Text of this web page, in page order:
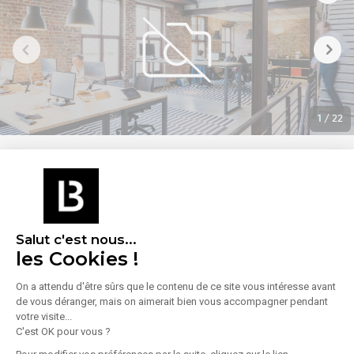
Salut c'est nous...
les Cookies !
On a attendu d'être sûrs que le contenu de ce site vous intéresse avant
de vous déranger, mais on aimerait bien vous accompagner pendant
votre visite...
C'est OK pour vous ?
1 / 22
Hôtel Moufle de La Thuilerie, 16 Place Vendôme, 75001 Paris
- Magnifique immeuble donnant sur la Place Vendome
- Contrôle d'accès, gardien et ascenseur
- Projet de rénovation des parties communes à l'étude
- Surface en duplex avec escalier intérieur
- Espace lumineux et traversant
- Flexibilité d'aménagement (possibilité de faire 15 / 16 bureaux
ou de créer de
grands espaces ouverts)
- 4 sanitaires
- Cuisine à chaque étage
Lire plus